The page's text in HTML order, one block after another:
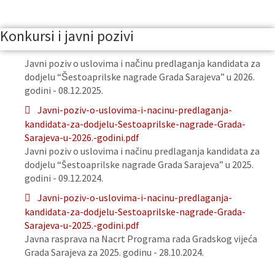
Konkursi i javni pozivi
Javni poziv o uslovima i načinu predlaganja kandidata za
dodjelu “Šestoaprilske nagrade Grada Sarajeva” u 2026.
godini - 08.12.2025.
Javni-poziv-o-uslovima-i-nacinu-predlaganja-
kandidata-za-dodjelu-Sestoaprilske-nagrade-Grada-
Sarajeva-u-2026.-godini.pdf
Javni poziv o uslovima i načinu predlaganja kandidata za
dodjelu “Šestoaprilske nagrade Grada Sarajeva” u 2025.
godini - 09.12.2024.
Javni-poziv-o-uslovima-i-nacinu-predlaganja-
kandidata-za-dodjelu-Sestoaprilske-nagrade-Grada-
Sarajeva-u-2025.-godini.pdf
Javna rasprava na Nacrt Programa rada Gradskog vijeća
Grada Sarajeva za 2025. godinu - 28.10.2024.